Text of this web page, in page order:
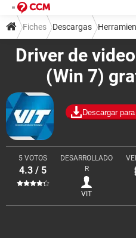
Driver de
(Win 7)
Descargar
5 VOTOS
4.3 / 5
DESARROLLADO
R
VIT
Fiches Descargas